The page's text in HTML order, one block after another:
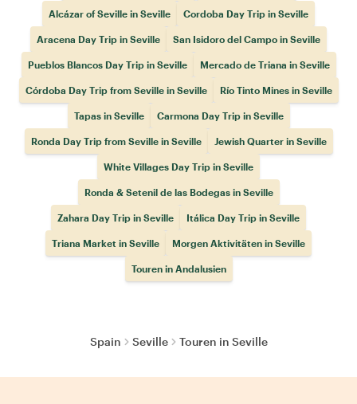
Alcázar of Seville in Seville Cordoba Day Trip in Seville
Aracena Day Trip in Seville San Isidoro del Campo in Seville
Pueblos Blancos Day Trip in Seville Mercado de Triana in Seville
Córdoba Day Trip from Seville in Seville Río Tinto Mines in Seville
Tapas in Seville Carmona Day Trip in Seville
Ronda Day Trip from Seville in Seville Jewish Quarter in Seville
White Villages Day Trip in Seville
Ronda & Setenil de las Bodegas in Seville
Zahara Day Trip in Seville Itálica Day Trip in Seville
Triana Market in Seville Morgen Aktivitäten in Seville
Touren in Andalusien
Spain Seville Touren in Seville